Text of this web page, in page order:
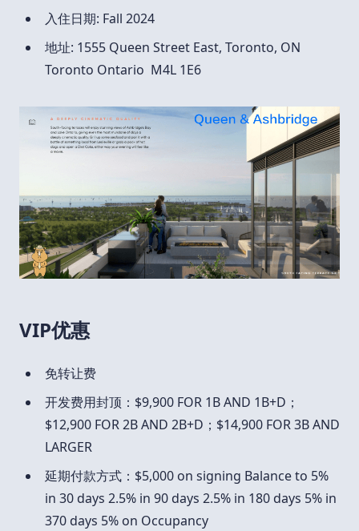
入住日期: Fall 2024
地址: 1555 Queen Street East, Toronto, ON
Toronto Ontario M4L 1E6
VIP优惠
免转让费
开发费用封顶：$9,900 FOR 1B AND 1B+D；
$12,900 FOR 2B AND 2B+D；$14,900 FOR 3B AND
LARGER
延期付款方式：$5,000 on signing Balance to 5%
in 30 days 2.5% in 90 days 2.5% in 180 days 5% in
370 days 5% on Occupancy